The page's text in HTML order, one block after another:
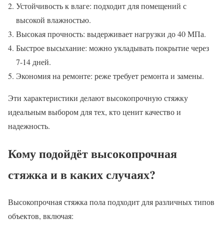
Устойчивость к влаге: подходит для помещений с
высокой влажностью.
Высокая прочность: выдерживает нагрузки до 40 МПа.
Быстрое высыхание: можно укладывать покрытие через
7-14 дней.
Экономия на ремонте: реже требует ремонта и замены.
Эти характеристики делают высокопрочную стяжку
идеальным выбором для тех, кто ценит качество и
надежность.
Кому подойдёт высокопрочная
стяжка и в каких случаях?
Высокопрочная стяжка пола подходит для различных типов
объектов, включая: